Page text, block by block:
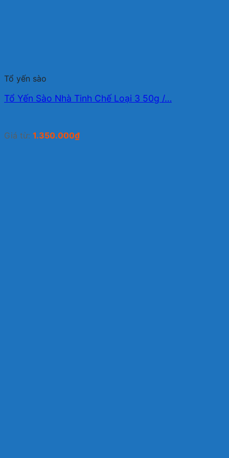
Tổ yến sào
Tổ Yến Sào Nhà Tinh Chế Loại 3 50g /…
Giá từ: 1.350.000₫